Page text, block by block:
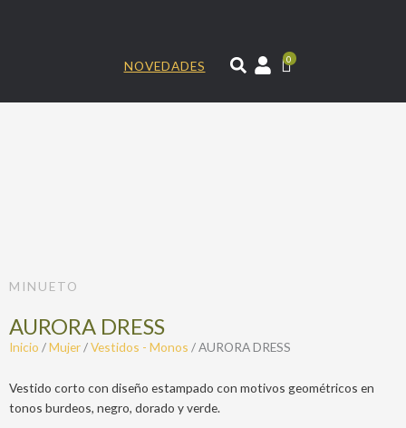
NOVEDADES
0
MINUETO
AURORA DRESS
Inicio /Mujer/Vestidos - Monos / AURORA DRESS
Vestido corto con diseño estampado con motivos geométricos en
tonos burdeos, negro, dorado y verde.